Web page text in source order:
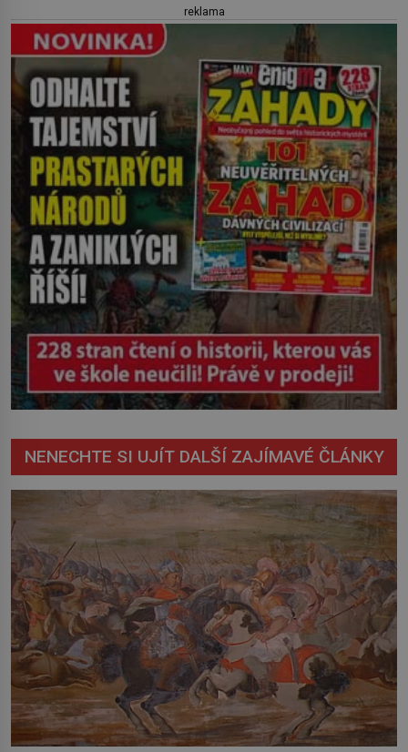
vesnice Aberfan […]
pod ní byla dlažbou. Muž, který ji z
břehu pozoruje, ji údajně poznává, jenže
Ruža Vlajna má být v tu chvíli mrtvá celé
století. Vesnice Kisiljevo v
severovýchodním Srbsku má s upíry
nevyřízené účty. […]
reklama
NENECHTE SI UJÍT DALŠÍ ZAJÍMAVÉ ČLÁNKY